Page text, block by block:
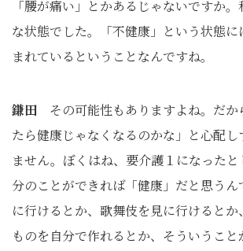
「腰が痛い」とかあるじゃないですか
な状態でした。「不健康」という状態
まれているということなんですね。
鎌田 その可能性もありますよね。だか
たら健康じゃなくなるのかな」と心配し
ません。ぼくはね、要介護１になった
分のことができれば「健康」だと思うん
に行けるとか、歌舞伎を見に行けると
ものを自分で作れるとか、そういうこ